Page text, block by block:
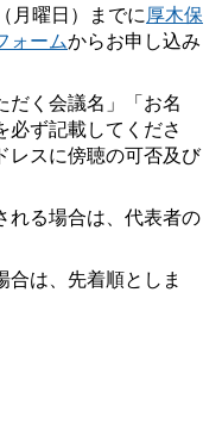
月曜日）までに 厚木保
ォームからお申し込み
だく会議名」「お名
必ず記載してくださ
レスに傍聴の可否及び
れる場合は、代表者の
合は、先着順としま